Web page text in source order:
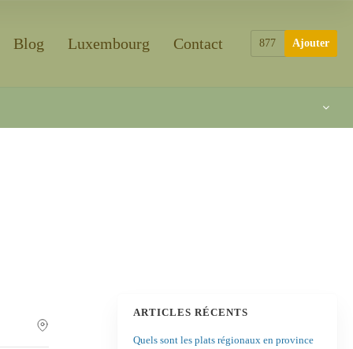
Blog Luxembourg Contact 877 Ajouter
ARTICLES RÉCENTS
Quels sont les plats régionaux en province